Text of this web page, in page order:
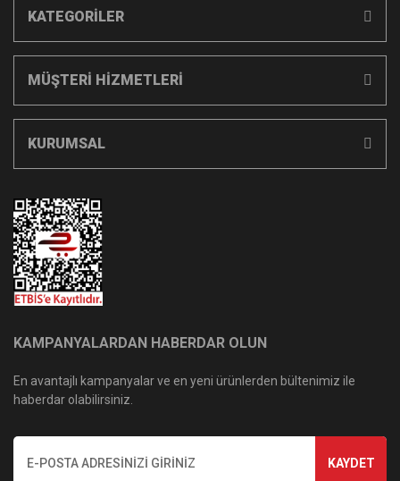
KATEGORİLER
MÜŞTERİ HİZMETLERİ
KURUMSAL
KAMPANYALARDAN HABERDAR OLUN
En avantajlı kampanyalar ve en yeni ürünlerden bültenimiz ile
haberdar olabilirsiniz.
KAYDET